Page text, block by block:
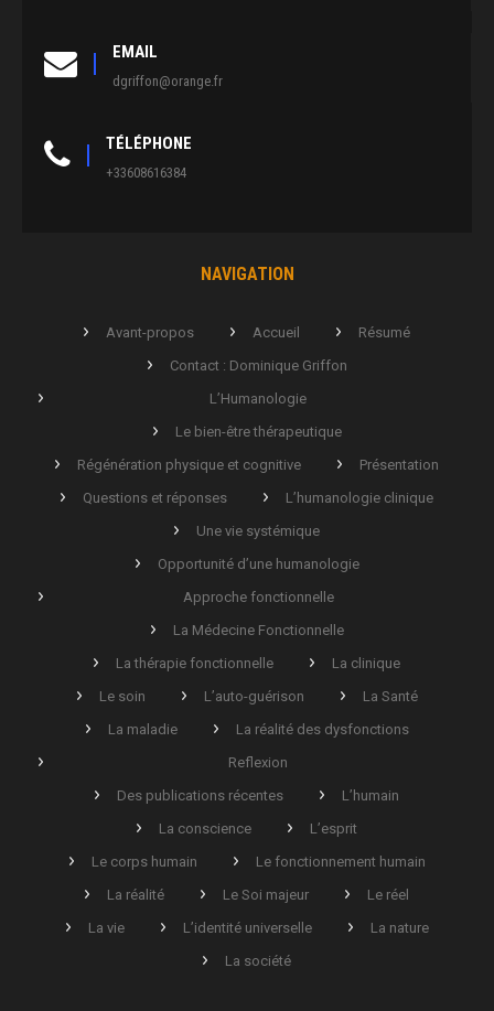
EMAIL
dgriffon@orange.fr
TÉLÉPHONE
+33608616384
NAVIGATION
Avant-propos Accueil
Résumé
Contact : Dominique Griffon
L’Humanologie
Le bien-être thérapeutique
Régénération physique et cognitive
Présentation
Questions et réponses
L’humanologie clinique
Une vie systémique
Opportunité d’une humanologie
Approche fonctionnelle
La Médecine Fonctionnelle
La thérapie fonctionnelle
La clinique
Le soin
L’auto-guérison
La Santé
La maladie
La réalité des dysfonctions
Reflexion
Des publications récentes
L’humain
La conscience
L’esprit
Le corps humain
Le fonctionnement humain
La réalité
Le Soi majeur
Le réel
La vie
L’identité universelle
La nature
La société